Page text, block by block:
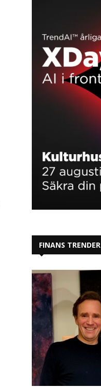
FINANS TRENDER